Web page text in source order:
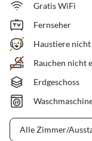
Gratis WiFi
Fernseher
Haustiere
Rauchen nicht
Erdgeschoss
Alle Zimmer/